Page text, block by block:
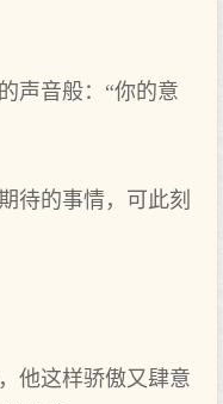
声音般：“你的意
待的事情，可此刻
他这样骄傲又肆意